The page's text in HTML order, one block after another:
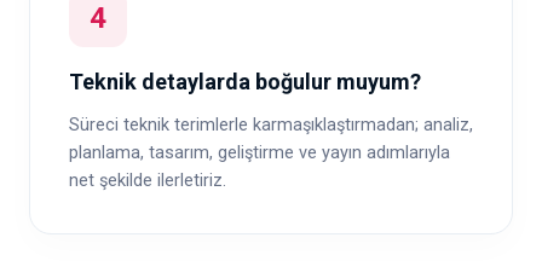
4
Teknik detaylarda boğulur muyum?
Süreci teknik terimlerle karmaşıklaştırmadan; analiz,
planlama, tasarım, geliştirme ve yayın adımlarıyla
net şekilde ilerletiriz.